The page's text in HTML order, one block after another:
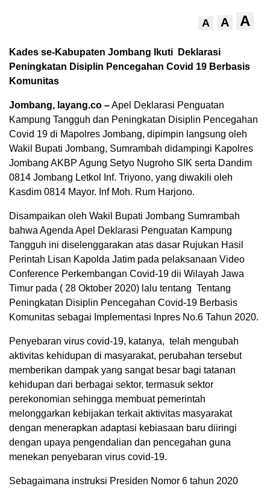
A A A
Kades se-Kabupaten Jombang Ikuti Deklarasi
Peningkatan Disiplin Pencegahan Covid 19 Berbasis
Komunitas
Jombang, layang.co –Apel Deklarasi Penguatan
Kampung Tangguh dan Peningkatan Disiplin Pencegahan
Covid 19 di Mapolres Jombang, dipimpin langsung oleh
Wakil Bupati Jombang, Sumrambah didampingi Kapolres
Jombang AKBP Agung Setyo Nugroho SIK serta Dandim
0814 Jombang Letkol Inf. Triyono, yang diwakili oleh
Kasdim 0814 Mayor. Inf Moh. Rum Harjono.
Disampaikan oleh Wakil Bupati Jombang Sumrambah
bahwa Agenda Apel Deklarasi Penguatan Kampung
Tangguh ini diselenggarakan atas dasar Rujukan Hasil
Perintah Lisan Kapolda Jatim pada pelaksanaan Video
Conference Perkembangan Covid-19 dii Wilayah Jawa
Timur pada ( 28 Oktober 2020) lalu tentang Tentang
Peningkatan Disiplin Pencegahan Covid-19 Berbasis
Komunitas sebagai Implementasi Inpres No.6 Tahun 2020.
Penyebaran virus covid-19, katanya, telah mengubah
aktivitas kehidupan di masyarakat, perubahan tersebut
memberikan dampak yang sangat besar bagi tatanan
kehidupan dari berbagai sektor, termasuk sektor
perekonomian sehingga membuat pemerintah
melonggarkan kebijakan terkait aktivitas masyarakat
dengan menerapkan adaptasi kebiasaan baru diiringi
dengan upaya pengendalian dan pencegahan guna
menekan penyebaran virus covid-19.
Sebagaimana instruksi Presiden Nomor 6 tahun 2020